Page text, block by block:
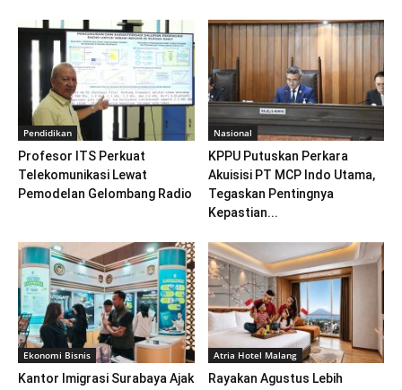
Pendidikan
Profesor ITS Perkuat
Telekomunikasi Lewat
Pemodelan Gelombang Radio
Nasional
KPPU Putuskan Perkara
Akuisisi PT MCP Indo Utama,
Tegaskan Pentingnya
Kepastian...
Ekonomi Bisnis
Kantor Imigrasi Surabaya Ajak
Atria Hotel Malang
Rayakan Agustus Lebih